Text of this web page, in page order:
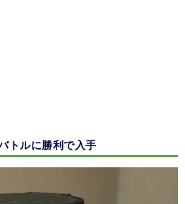
トルに勝利で入手